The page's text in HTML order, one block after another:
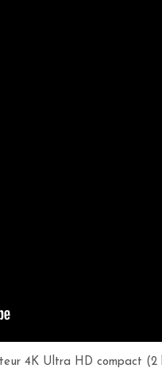
4K Ultra HD compact